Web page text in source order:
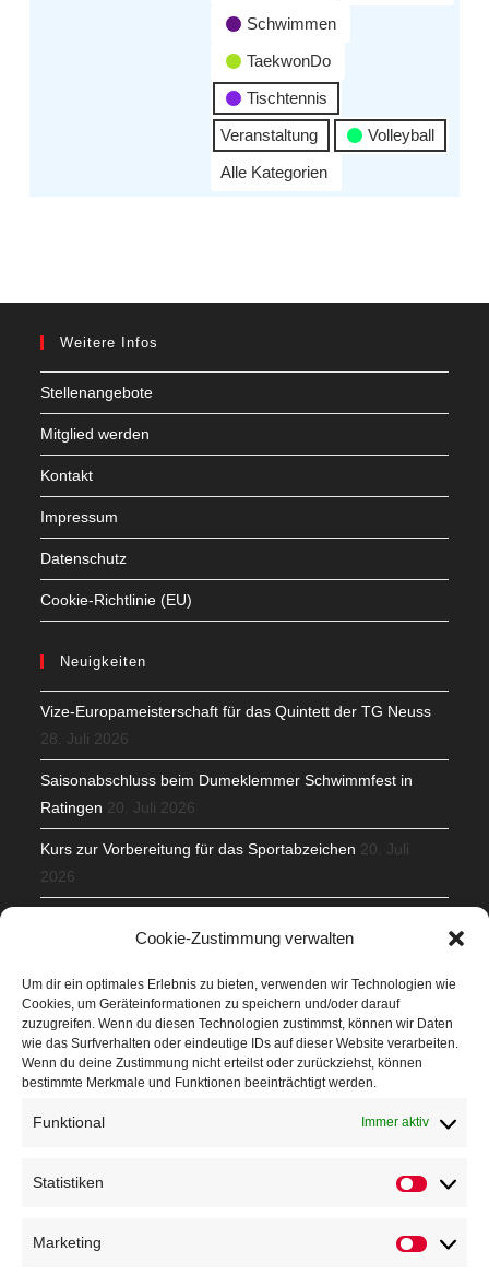
Cookie-Zustimmung verwalten
Um dir ein optimales Erlebnis zu bieten, verwenden wir Technologien wie
Cookies, um Geräteinformationen zu speichern und/oder darauf
zuzugreifen. Wenn du diesen Technologien zustimmst, können wir Daten
wie das Surfverhalten oder eindeutige IDs auf dieser Website verarbeiten.
Wenn du deine Zustimmung nicht erteilst oder zurückziehst, können
bestimmte Merkmale und Funktionen beeinträchtigt werden.
Funktional Immer aktiv
Statistiken
Marketing
Schwimmen
TaekwonDo
Tischtennis
Veranstaltung
Volleyball
Alle Kategorien
Weitere Infos
Stellenangebote
Mitglied werden
Kontakt
Impressum
Datenschutz
Cookie-Richtlinie (EU)
Neuigkeiten
Vize-Europameisterschaft für das Quintett der TG Neuss
28. Juli 2026
Saisonabschluss beim Dumeklemmer Schwimmfest in
Ratingen 20. Juli 2026
Kurs zur Vorbereitung für das Sportabzeichen 20. Juli
2026
Veranstaltungen
Höffner Run
Kindersportfest